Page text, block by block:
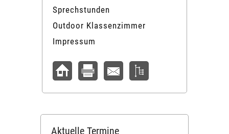
Sprechstunden
Outdoor Klassenzimmer
Impressum
Aktuelle Termine